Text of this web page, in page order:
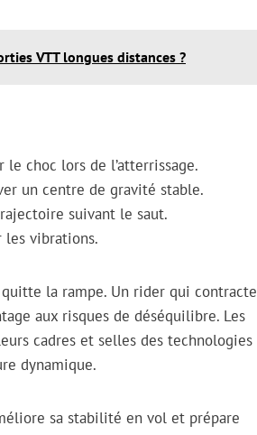
VTT longues distances ?
choc lors de l’atterrissage.
un centre de gravité stable.
suivant le saut.
vibrations.
la rampe. Un rider qui contracte
aux risques de déséquilibre. Les
cadres et selles des technologies
dynamique.
sa stabilité en vol et prépare